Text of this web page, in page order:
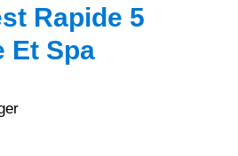
Rapide 5
Et Spa